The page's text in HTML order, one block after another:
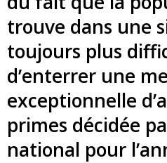
trouve dans une
toujours plus
d’enterrer une
exceptionnelle
primes décidée
national pour